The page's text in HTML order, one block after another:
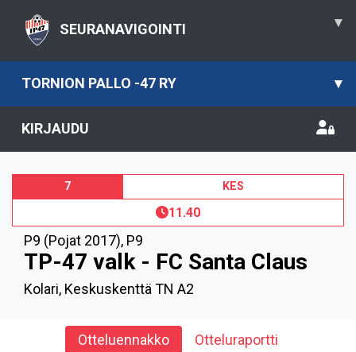
SEURANAVIGOINTI ▾
TORNION PALLO -47 RY ▾
KIRJAUDU
7 KES
11.40
P9 (Pojat 2017), P9
TP-47 valk - FC Santa Claus
Kolari, Keskuskenttä TN A2
Otteluennakko Otteluraportti